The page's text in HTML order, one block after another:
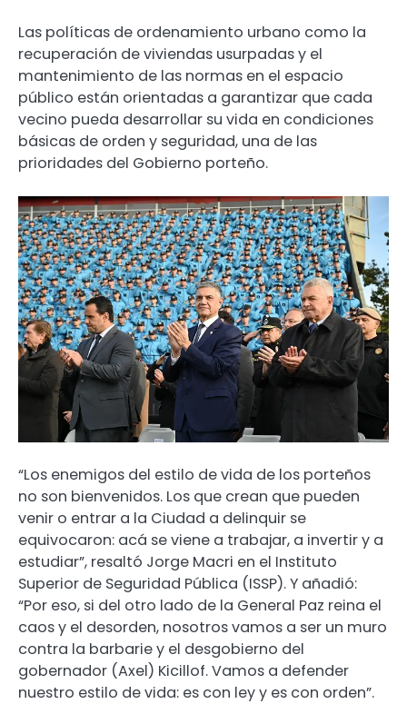
Las políticas de ordenamiento urbano como la
recuperación de viviendas usurpadas y el
mantenimiento de las normas en el espacio
público están orientadas a garantizar que cada
vecino pueda desarrollar su vida en condiciones
básicas de orden y seguridad, una de las
prioridades del Gobierno porteño.
“Los enemigos del estilo de vida de los porteños
no son bienvenidos. Los que crean que pueden
venir o entrar a la Ciudad a delinquir se
equivocaron: acá se viene a trabajar, a invertir y a
estudiar”, resaltó Jorge Macri en el Instituto
Superior de Seguridad Pública (ISSP). Y añadió:
“Por eso, si del otro lado de la General Paz reina el
caos y el desorden, nosotros vamos a ser un muro
contra la barbarie y el desgobierno del
gobernador (Axel) Kicillof. Vamos a defender
nuestro estilo de vida: es con ley y es con orden”.